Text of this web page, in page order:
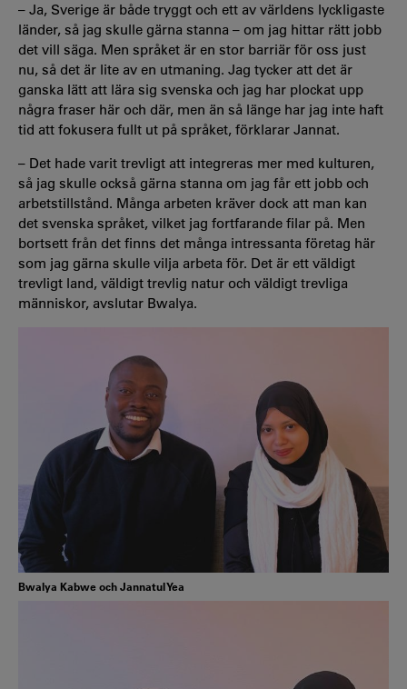
– Ja, Sverige är både tryggt och ett av världens lyckligaste
länder, så jag skulle gärna stanna – om jag hittar rätt jobb
det vill säga. Men språket är en stor barriär för oss just
nu, så det är lite av en utmaning. Jag tycker att det är
ganska lätt att lära sig svenska och jag har plockat upp
några fraser här och där, men än så länge har jag inte haft
tid att fokusera fullt ut på språket, förklarar Jannat.
– Det hade varit trevligt att integreras mer med kulturen,
så jag skulle också gärna stanna om jag får ett jobb och
arbetstillstånd. Många arbeten kräver dock att man kan
det svenska språket, vilket jag fortfarande filar på. Men
bortsett från det finns det många intressanta företag här
som jag gärna skulle vilja arbeta för. Det är ett väldigt
trevligt land, väldigt trevlig natur och väldigt trevliga
människor, avslutar Bwalya.
Bwalya Kabwe och Jannatul Yea